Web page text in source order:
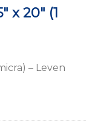
x 20″ (1
– Leven